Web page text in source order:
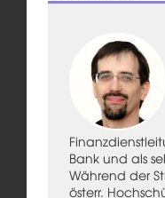
Bank und als
Während der
österr.